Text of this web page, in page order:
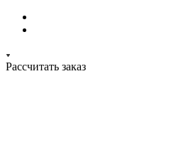
Рассчитать заказ